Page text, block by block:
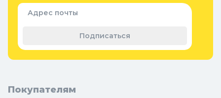
Семена и растения
Теплицы, парники и укрывной
Адрес почты
Подписаться
Покупателям